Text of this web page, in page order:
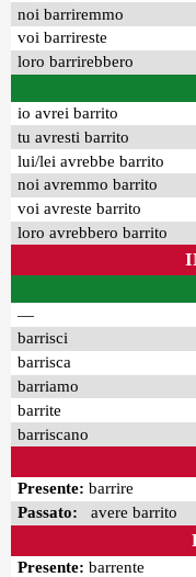
noi barriremmo
voi barrireste
loro barrirebbero
io avrei barrito
tu avresti barrito
lui/lei avrebbe barrito
noi avremmo barrito
voi avreste barrito
loro avrebbero barrito
—
barrisci
barrisca
barriamo
barrite
barriscano
Presente: barrire
Passato: avere barrito
Presente: barrente